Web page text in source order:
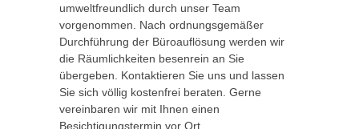
umweltfreundlich durch unser Team
vorgenommen. Nach ordnungsgemäßer
Durchführung der Büroauflösung werden wir
die Räumlichkeiten besenrein an Sie
übergeben. Kontaktieren Sie uns und lassen
Sie sich völlig kostenfrei beraten. Gerne
vereinbaren wir mit Ihnen einen
Besichtigungstermin vor Ort. .